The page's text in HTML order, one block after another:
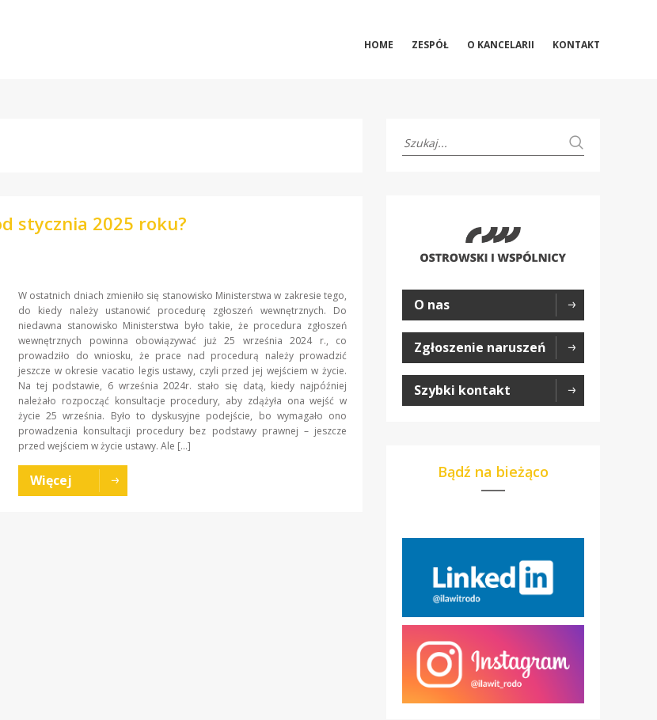
HOME ZESPÓŁ O KANCELARII KONTAKT
stycznia 2025 roku?
W ostatnich dniach zmieniło się stanowisko Ministerstwa w zakresie tego,
do kiedy należy ustanowić procedurę zgłoszeń wewnętrznych. Do
niedawna stanowisko Ministerstwa było takie, że procedura zgłoszeń
wewnętrznych powinna obowiązywać już 25 września 2024 r., co
prowadziło do wniosku, że prace nad procedurą należy prowadzić
jeszcze w okresie vacatio legis ustawy, czyli przed jej wejściem w życie.
Na tej podstawie, 6 września 2024r. stało się datą, kiedy najpóźniej
należało rozpocząć konsultacje procedury, aby zdążyła ona wejść w
życie 25 września. Było to dyskusyjne podejście, bo wymagało ono
prowadzenia konsultacji procedury bez podstawy prawnej – jeszcze
przed wejściem w życie ustawy. Ale […]
Więcej
O nas
Zgłoszenie naruszeń
Szybki kontakt
Bądź na bieżąco